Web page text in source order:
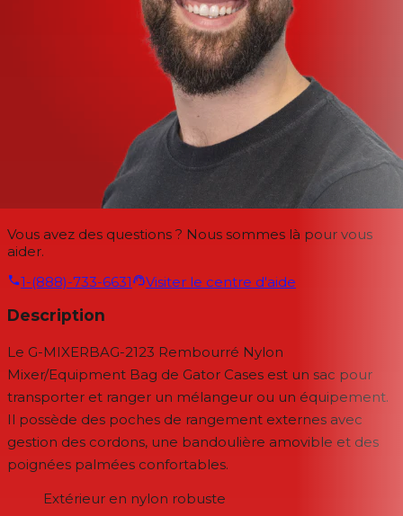
Vous avez des questions ? Nous sommes là pour vous
aider.
1-(888)-733-6631
Visiter le centre d'aide
Description
Le G-MIXERBAG-2123 Rembourré Nylon
Mixer/Equipment Bag de Gator Cases est un sac pour
transporter et ranger un mélangeur ou un équipement.
Il possède des poches de rangement externes avec
gestion des cordons, une bandoulière amovible et des
poignées palmées confortables.
Extérieur en nylon robuste